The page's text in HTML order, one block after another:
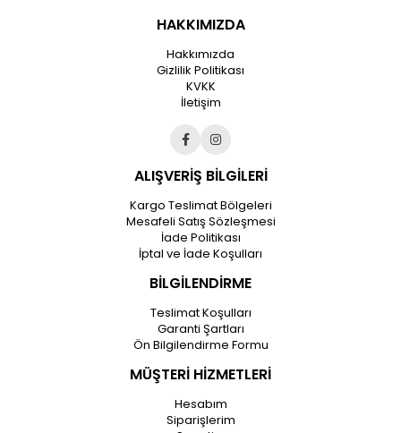
HAKKIMIZDA
Hakkımızda
Gizlilik Politikası
KVKK
İletişim
ALIŞVERİŞ BİLGİLERİ
Kargo Teslimat Bölgeleri
Mesafeli Satış Sözleşmesi
İade Politikası
İptal ve İade Koşulları
BİLGİLENDİRME
Teslimat Koşulları
Garanti Şartları
Ön Bilgilendirme Formu
MÜŞTERİ HİZMETLERİ
Hesabım
Siparişlerim